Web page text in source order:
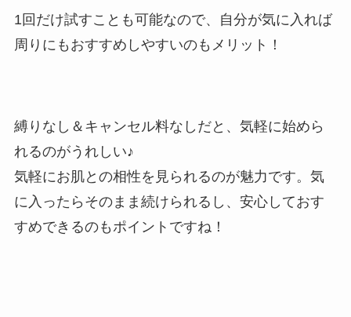
1回だけ試すことも可能なので、自分が気に入れば
周りにもおすすめしやすいのもメリット！
縛りなし＆キャンセル料なしだと、気軽に始めら
れるのがうれしい♪
気軽にお肌との相性を見られるのが魅力です。気
に入ったらそのまま続けられるし、安心しておす
すめできるのもポイントですね！